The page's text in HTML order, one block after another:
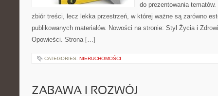
do prezentowania
zbiór treści, lecz lekka przestrzeń, w której ważne są zarówno
publikowanych materiałów. Nowości na stronie: Styl Życia i
Opowieści. Strona […]
CATEGORIES: NIERUCHOMOŚCI
ZABAWA I ROZWÓJ